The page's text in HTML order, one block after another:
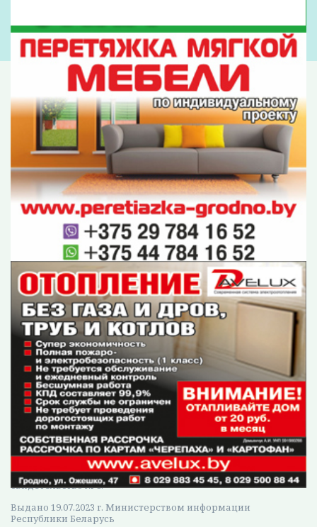
–Заядлых охотников в нашем регионе немало,
– рассказываетдиректор Лидской РОС
РГОО «Белорусское общество охотников и
рыболовов» Сергей Тумилевич.–
Желающих расчехлить ружья и принять
участие в районных соревнованиях по
стрелково-охотничьему многоборью всегда
много. Такая «охота» ничем не уступает
настоящей. Азарт и желание победить
подогревают призы. В этом году это
получение разрешения на отстрел косули за